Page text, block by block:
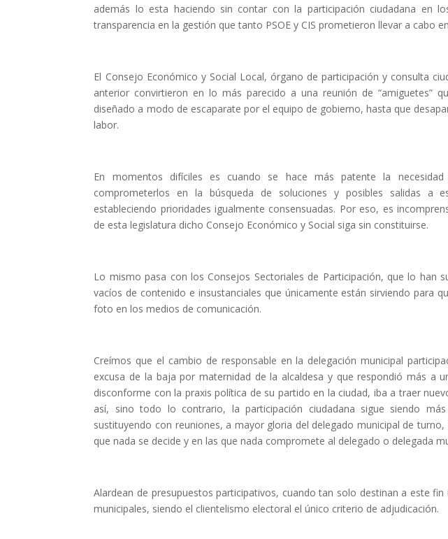
además lo esta haciendo sin contar con la participación ciudadana en
transparencia en la gestión que tanto PSOE y CIS prometieron llevar a cabo
El Consejo Económico y Social Local, órgano de participación y consulta
anterior convirtieron en lo más parecido a una reunión de “amiguetes”
diseñado a modo de escaparate por el equipo de gobierno, hasta que
labor.
En momentos difíciles es cuando se hace más patente la
comprometerlos en la búsqueda de soluciones y posibles salidas a
estableciendo prioridades igualmente consensuadas. Por eso, es
de esta legislatura dicho Consejo Económico y Social siga sin constituirse.
Lo mismo pasa con los Consejos Sectoriales de Participación, que lo han
vacíos de contenido e insustanciales que únicamente están sirviendo para
foto en los medios de comunicación.
Creímos que el cambio de responsable en la delegación municipal
excusa de la baja por maternidad de la alcaldesa y que respondió más a
disconforme con la praxis política de su partido en la ciudad, iba a traer
así, sino todo lo contrario, la participación ciudadana sigue siendo
sustituyendo con reuniones, a mayor gloria del delegado municipal de
que nada se decide y en las que nada compromete al delegado o delegada
Alardean de presupuestos participativos, cuando tan solo destinan a este
municipales, siendo el clientelismo electoral el único criterio de adjudicación.